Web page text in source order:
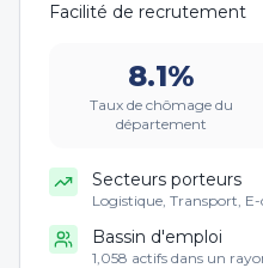
Facilité de recrutement
8.1%
Taux de chômage du
département
Secteurs porteurs
Logistique, Transport,
Bassin d'emploi
1,058 actifs dans un